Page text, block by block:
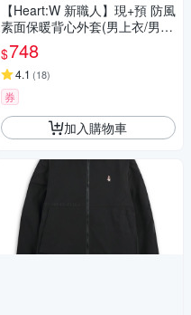
【Heart:W 新職人】現+預 防風
素面保暖背心外套(男上衣/男
裝/背心)
$748
4.1 (18)
券
加入購物車